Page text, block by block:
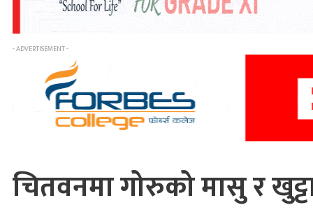
- ADVERTISEMENT -
चितवनमा गोरुको मासु र